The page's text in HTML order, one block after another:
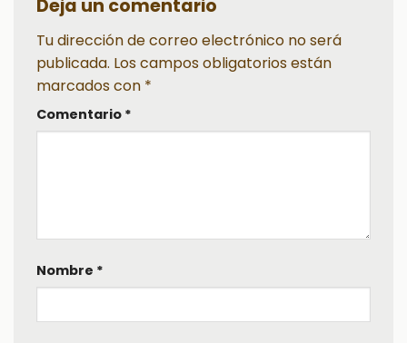
Deja un comentario
Tu dirección de correo electrónico no será
publicada. Los campos obligatorios están
marcados con *
Comentario *
Nombre *